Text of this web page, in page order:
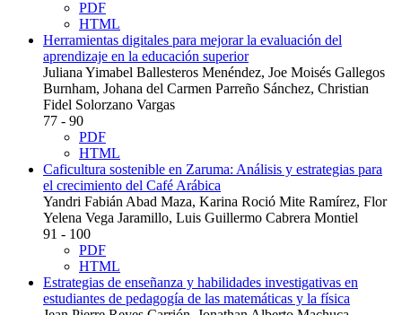
PDF
HTML
Herramientas digitales para mejorar la evaluación del
aprendizaje en la educación superior
Juliana Yimabel Ballesteros Menéndez, Joe Moisés Gallegos
Burnham, Johana del Carmen Parreño Sánchez, Christian
Fidel Solorzano Vargas
77 - 90
PDF
HTML
Caficultura sostenible en Zaruma: Análisis y estrategias para
el crecimiento del Café Arábica
Yandri Fabián Abad Maza, Karina Roció Mite Ramírez, Flor
Yelena Vega Jaramillo, Luis Guillermo Cabrera Montiel
91 - 100
PDF
HTML
Estrategias de enseñanza y habilidades investigativas en
estudiantes de pedagogía de las matemáticas y la física